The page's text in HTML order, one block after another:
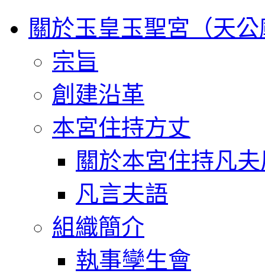
關於玉皇玉聖宮（天
宗旨
創建沿革
本宮住持方丈
關於本宮住持凡
凡言夫語
組織簡介
執事孿生會